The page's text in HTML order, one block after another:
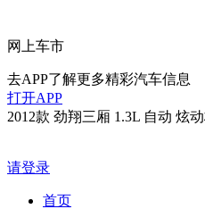
网上车市
去APP了解更多精彩汽车信息
打开APP
2012款 劲翔三厢 1.3L 自动 炫
请登录
首页